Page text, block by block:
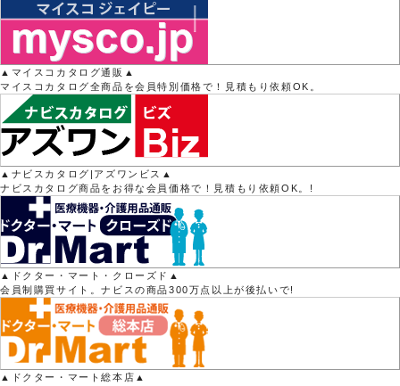
▲マイスコカタログ通販▲
マイスコカタログ全商品を会員特別価格で！見積もり依頼OK。
▲ナビスカタログ|アズワンビス▲
ナビスカタログ商品をお得な会員価格で！見積もり依頼OK。!
▲ドクター・マート・クローズド▲
会員制購買サイト。ナビスの商品300万点以上が後払いで!
▲ドクター・マート総本店▲